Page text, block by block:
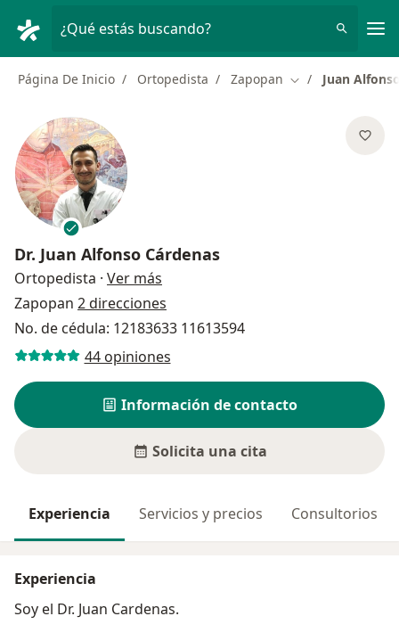
¿Qué estás buscando?
Página De Inicio Ortopedista Zapopan Cambiar de
Juan
Dr. Juan Alfonso Cárdenas
Ortopedista · Ver más
Zapopan 2 direcciones
No. de cédula: 12183633 11613594
44 opiniones
Información de contacto
Solicita una cita
Experiencia Servicios y precios Consultorios
Experiencia
Soy el Dr. Juan Cardenas.